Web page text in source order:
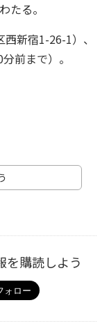
たる。
新宿1-26-1）、
前まで）。
を購読しよう